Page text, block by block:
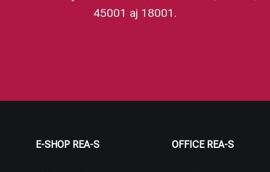
45001 aj 18001.
E-SHOP REA-S OFFICE REA-S